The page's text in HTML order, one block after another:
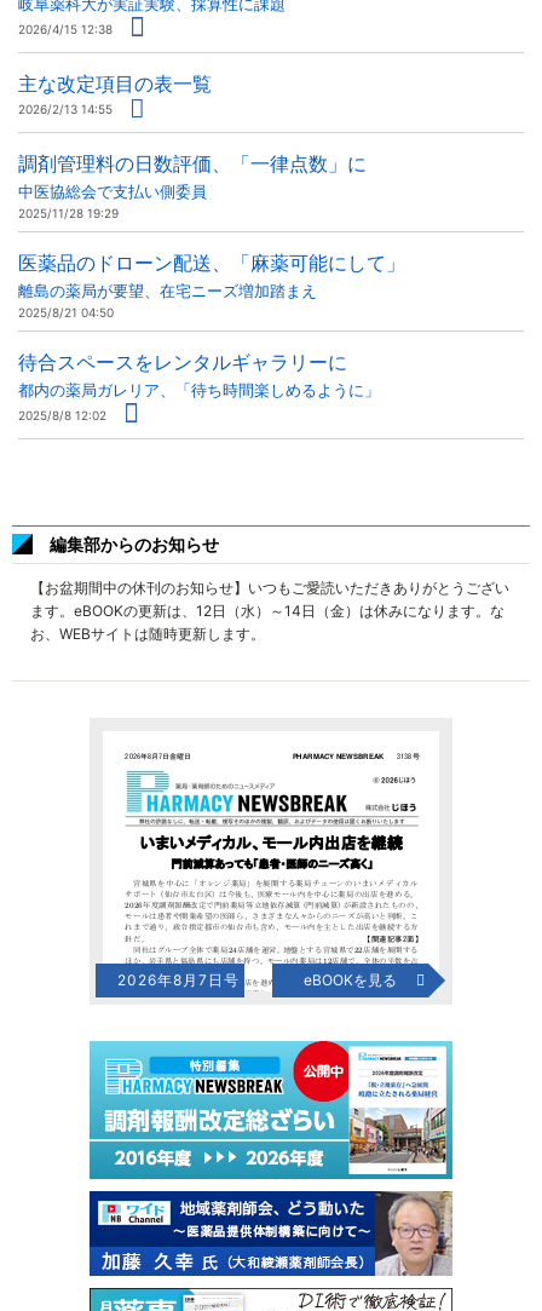
2026/4/15 12:38
主な改定項目の表一覧
2026/2/13 14:55
調剤管理料の日数評価、「一律点数」に
中医協総会で支払い側委員
2025/11/28 19:29
医薬品のドローン配送、「麻薬可能にして」
離島の薬局が要望、在宅ニーズ増加踏まえ
2025/8/21 04:50
待合スペースをレンタルギャラリーに
都内の薬局ガレリア、「待ち時間楽しめるように」
2025/8/8 12:02
編集部からのお知らせ
【お盆期間中の休刊のお知らせ】いつもご愛読いただきありがとうござい
ます。eBOOKの更新は、12日（水）～14日（金）は休みになります。な
お、WEBサイトは随時更新します。
2026年8月7日号 eBOOKを見る